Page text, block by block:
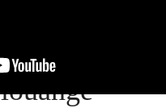
Soirée de
louange